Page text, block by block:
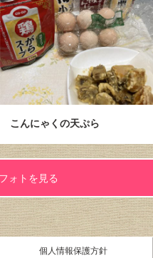
こんにゃくの天ぷら
ォトを見る
個人情報保護方針